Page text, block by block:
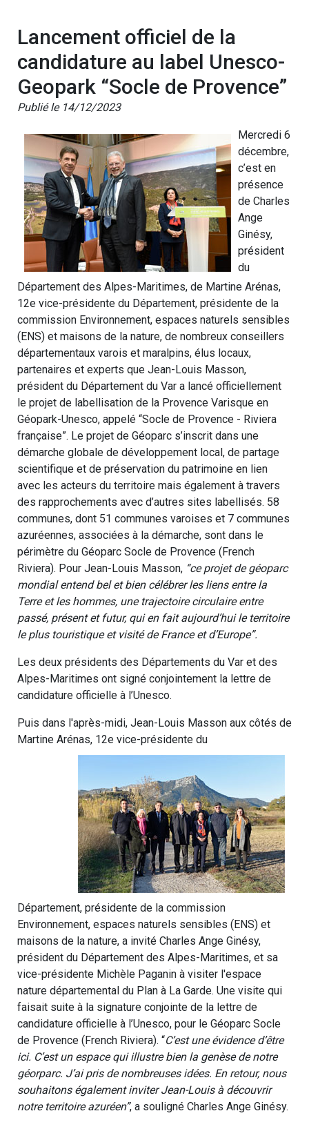
Lancement officiel de la
candidature au label Unesco-
Geopark “Socle de Provence”
Publié le 14/12/2023
Mercredi 6
décembre,
c’est en
présence
de Charles
Ange
Ginésy,
président
du
Département des Alpes-Maritimes, de Martine Arénas,
12e vice-présidente du Département, présidente de la
commission Environnement, espaces naturels sensibles
(ENS) et maisons de la nature, de nombreux conseillers
départementaux varois et maralpins, élus locaux,
partenaires et experts que Jean-Louis Masson,
président du Département du Var a lancé officiellement
le projet de labellisation de la Provence Varisque en
Géopark-Unesco, appelé “Socle de Provence - Riviera
française”. Le projet de Géoparc s’inscrit dans une
démarche globale de développement local, de partage
scientifique et de préservation du patrimoine en lien
avec les acteurs du territoire mais également à travers
des rapprochements avec d’autres sites labellisés. 58
communes, dont 51 communes varoises et 7 communes
azuréennes, associées à la démarche, sont dans le
périmètre du Géoparc Socle de Provence (French
Riviera). Pour Jean-Louis Masson, “ce projet de géoparc
mondial entend bel et bien célébrer les liens entre la
Terre et les hommes, une trajectoire circulaire entre
passé, présent et futur, qui en fait aujourd’hui le territoire
le plus touristique et visité de France et d’Europe”.
Les deux présidents des Départements du Var et des
Alpes-Maritimes ont signé conjointement la lettre de
candidature officielle à l’Unesco.
Puis dans l'après-midi, Jean-Louis Masson aux côtés de
Martine Arénas, 12e vice-présidente du
Département, présidente de la commission
Environnement, espaces naturels sensibles (ENS) et
maisons de la nature, a invité Charles Ange Ginésy,
président du Département des Alpes-Maritimes, et sa
vice-présidente Michèle Paganin à visiter l'espace
nature départemental du Plan à La Garde. Une visite qui
faisait suite à la signature conjointe de la lettre de
candidature officielle à l’Unesco, pour le Géoparc Socle
de Provence (French Riviera). “C’est une évidence d’être
ici. C’est un espace qui illustre bien la genèse de notre
géorparc. J’ai pris de nombreuses idées. En retour, nous
souhaitons également inviter Jean-Louis à découvrir
notre territoire azuréen”, a souligné Charles Ange Ginésy.